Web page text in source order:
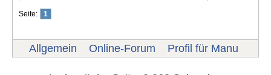
Seite: 1
Allgemein Online-Forum Profil für Manu